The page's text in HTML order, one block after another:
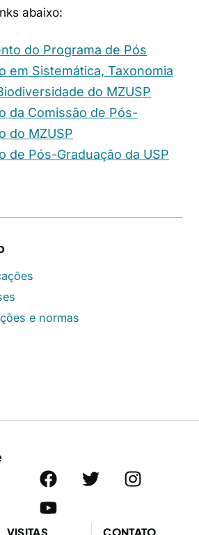
abaixo:
do Programa de Pós
em Sistemática, Taxonomia
do MZUSP
da Comissão de Pós-
do MZUSP
de Pós-Graduação da USP
e normas
VISITAS CONTATO